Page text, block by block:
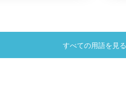
すべての用語を見る